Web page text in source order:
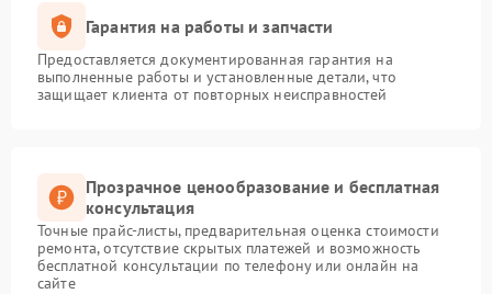
Гарантия на работы и запчасти
Предоставляется документированная гарантия на
выполненные работы и установленные детали, что
защищает клиента от повторных неисправностей
Прозрачное ценообразование и бесплатная
консультация
Точные прайс-листы, предварительная оценка стоимости
ремонта, отсутствие скрытых платежей и возможность
бесплатной консультации по телефону или онлайн на
сайте